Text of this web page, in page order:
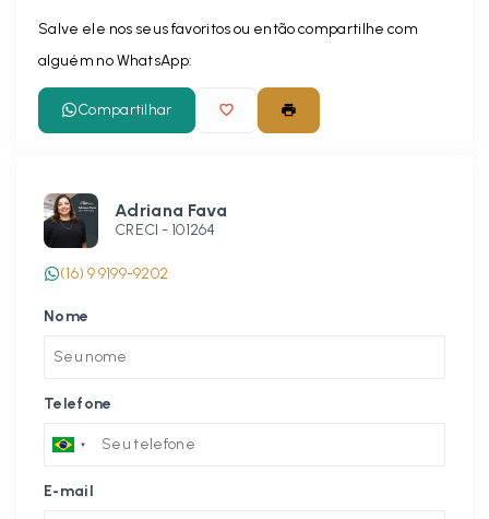
Salve ele nos seus favoritos ou então compartilhe com
alguém no WhatsApp:
Compartilhar
Adriana Fava
CRECI - 101264
(16) 9 9199-9202
Nome
Telefone
E-mail